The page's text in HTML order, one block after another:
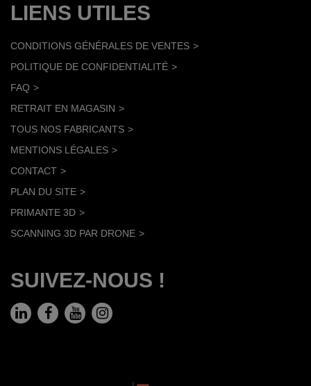
LIENS UTILES
CONDITIONS GÉNÉRALES DE VENTES
POLITIQUE DE CONFIDENTIALITÉ
FAQ
RETRAIT EN MAGASIN
TOUS NOS FABRICANTS
MENTIONS LÉGALES
CONTACT
PLAN DU SITE
PRIMANTE 3D
SCANNING 3D PAR DRONE
SUIVEZ-NOUS !